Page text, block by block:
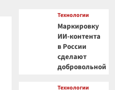
Технологии
Маркировку
ИИ-контента
в России
сделают
добровольной
Технологии